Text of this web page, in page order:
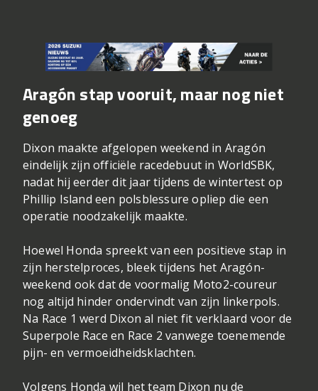
Aragón stap vooruit, maar nog niet
genoeg
Dixon maakte afgelopen weekend in Aragón
eindelijk zijn officiële racedebuut in WorldSBK,
nadat hij eerder dit jaar tijdens de wintertest op
Phillip Island een polsblessure opliep die een
operatie noodzakelijk maakte.
Hoewel Honda spreekt van een positieve stap in
zijn herstelproces, bleek tijdens het Aragón-
weekend ook dat de voormalig Moto2-coureur
nog altijd hinder ondervindt van zijn linkerpols.
Na Race 1 werd Dixon al niet fit verklaard voor de
Superpole Race en Race 2 vanwege toenemende
pijn- en vermoeidheidsklachten.
Volgens Honda wil het team Dixon nu de